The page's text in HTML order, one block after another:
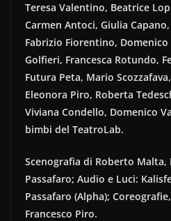
Teresa Valentino, Beatrice
Carmen Antoci, Giulia
Fabrizio Fiorentino, Domenico
Golfieri, Francesca Rotundo,
Futura Peta, Mario
Eleonora Piro, Roberta
Viviana Condello, Domenico
bimbi del TeatroLab.
Scenografia di Roberto Malta,
Passafaro; Audio e Luci:
Passafaro (Alpha);
Francesco Piro.